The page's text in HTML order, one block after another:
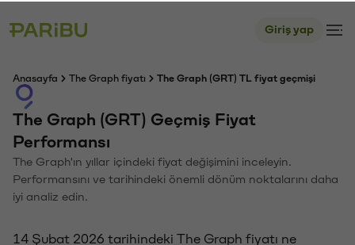
Giriş yap
Anasayfa The Graph fiyatı The Graph (GRT) TL fiyat geçmişi
The Graph (GRT) Geçmiş Fiyat
Performansı
The Graph'ın yıllar içindeki fiyat değişimini inceleyin.
Performansını ve tarihindeki önemli dönüm noktalarını daha
iyi analiz edin.
14 Şubat 2026 tarihindeki The Graph fiyatı ne